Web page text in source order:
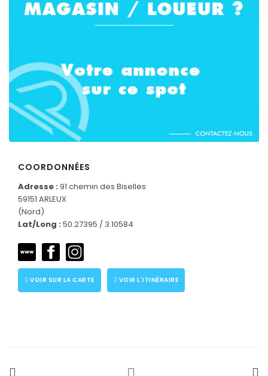
CONNECTEZ-VOUS
COORDONNÉES
Adresse : 91 chemin des Biselles
59151 ARLEUX
(Nord)
Lat/Long : 50.27395 / 3.10584
VOIR SUR LA CARTE VOIR L'ITINÉRAIRE